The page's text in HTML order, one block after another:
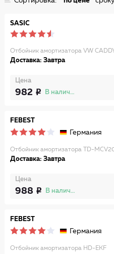
SASIC
Отбойник амортизатора VW
Доставка: Завтра
Цена
982 В наличии
FEBEST
Германия
Отбойник амортизатора TD-
Доставка: Завтра
Цена
988 В наличии
FEBEST
Германия
Отбойник амортизатора HD-EKF